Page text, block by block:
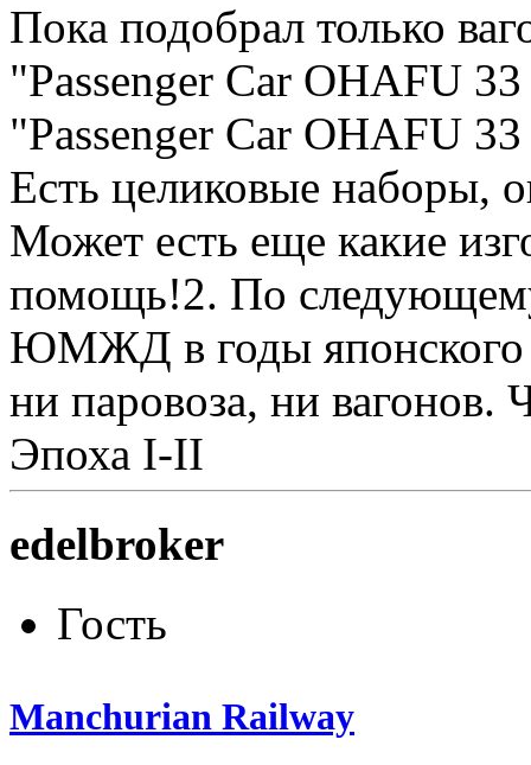
Пока подобрал только
"Passenger Car OHAFU
"Passenger Car OHAFU
Есть целиковые наборы,
Может есть еще какие
помощь!2. По
ЮМЖД в годы японского
ни паровоза, ни вагонов.
Эпоха I-II
edelbroker
Гость
Manchurian Railway